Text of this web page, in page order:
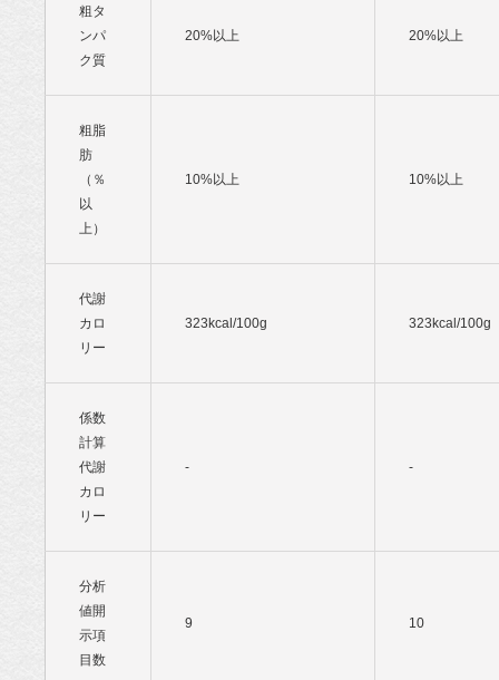
粗タ
ンパ
ク質
20%以上 20%以上
粗脂
肪
（％
以
上）
10%以上 10%以上
代謝
カロ
リー
323kcal/100g 323kcal/100g
係数
計算
代謝
カロ
リー
- -
分析
値開
示項
目数
9 10